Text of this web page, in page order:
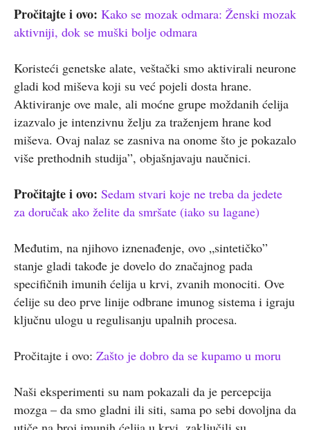
Pročitajte i ovo: Kako se mozak odmara: Ženski mozak
aktivniji, dok se muški bolje odmara
Koristeći genetske alate, veštački smo aktivirali neurone
gladi kod miševa koji su već pojeli dosta hrane.
Aktiviranje ove male, ali moćne grupe moždanih ćelija
izazvalo je intenzivnu želju za traženjem hrane kod
miševa. Ovaj nalaz se zasniva na onome što je pokazalo
više prethodnih studija”, objašnjavaju naučnici.
Pročitajte i ovo: Sedam stvari koje ne treba da jedete
za doručak ako želite da smršate (iako su lagane)
Međutim, na njihovo iznenađenje, ovo „sintetičko”
stanje gladi takođe je dovelo do značajnog pada
specifičnih imunih ćelija u krvi, zvanih monociti. Ove
ćelije su deo prve linije odbrane imunog sistema i igraju
ključnu ulogu u regulisanju upalnih procesa.
Pročitajte i ovo: Zašto je dobro da se kupamo u moru
Naši eksperimenti su nam pokazali da je percepcija
mozga – da smo gladni ili siti, sama po sebi dovoljna da